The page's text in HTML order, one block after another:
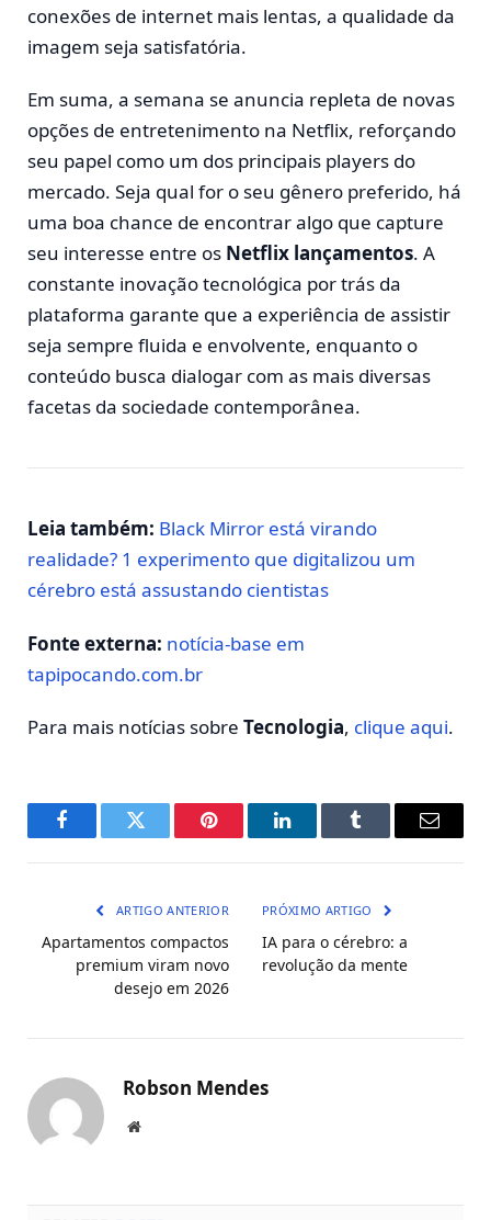
conexões de internet mais lentas, a qualidade da
imagem seja satisfatória.
Em suma, a semana se anuncia repleta de novas
opções de entretenimento na Netflix, reforçando
seu papel como um dos principais players do
mercado. Seja qual for o seu gênero preferido, há
uma boa chance de encontrar algo que capture
seu interesse entre os Netflix lançamentos. A
constante inovação tecnológica por trás da
plataforma garante que a experiência de assistir
seja sempre fluida e envolvente, enquanto o
conteúdo busca dialogar com as mais diversas
facetas da sociedade contemporânea.
Leia também: Black Mirror está virando
realidade? 1 experimento que digitalizou um
cérebro está assustando cientistas
Fonte externa: notícia-base em
tapipocando.com.br
Para mais notícias sobre Tecnologia, clique aqui.
FacebookTwitter Pinterest LinkedInTumblr
E-
ARTIGO ANTERIOR
Apartamentos compactos
premium viram novo
desejo em 2026
PRÓXIMO ARTIGO
IA para o cérebro: a
revolução da mente
Robson Mendes
Local